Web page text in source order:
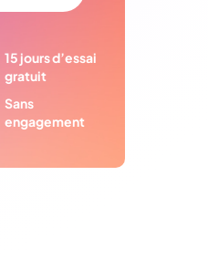
15 jours d’essai
gratuit
Sans
engagement